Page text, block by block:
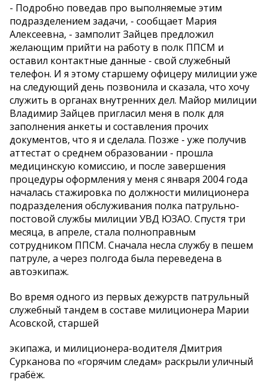
- Подробно поведав про выполняемые этим
подразделением задачи, - сообщает Мария
Алексеевна, - замполит Зайцев предложил
желающим прийти на работу в полк ППСМ и
оставил контактные данные - свой служебный
телефон. И я этому старшему офицеру милиции уже
на следующий день позвонила и сказала, что хочу
служить в органах внутренних дел. Майор милиции
Владимир Зайцев пригласил меня в полк для
заполнения анкеты и составления прочих
документов, что я и сделала. Позже - уже получив
аттестат о среднем образовании - прошла
медицинскую комиссию, и после завершения
процедуры оформления у меня с января 2004 года
началась стажировка по должности милиционера
подразделения обслуживания полка патрульно-
постовой службы милиции УВД ЮЗАО. Спустя три
месяца, в апреле, стала полноправным
сотрудником ППСМ. Сначала несла службу в пешем
патруле, а через полгода была переведена в
автоэкипаж.
Во время одного из первых дежурств патрульный
служебный тандем в составе милиционера Марии
Асовской, старшей
экипажа, и милиционера-водителя Дмитрия
Сурканова по «горячим следам» раскрыли уличный
грабёж.